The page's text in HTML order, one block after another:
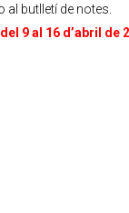
butlletí de notes.
9 al 16 d’abril de